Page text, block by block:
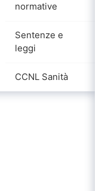
normative
Sentenze e
leggi
CCNL Sanità